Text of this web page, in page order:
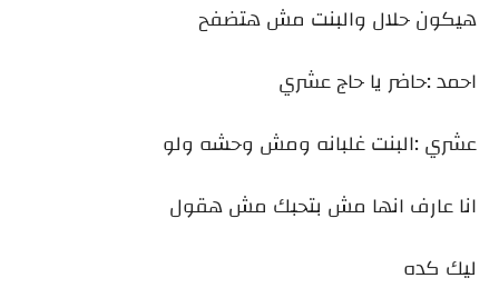
هيكون حلال والبنت مش هتضفح
احمد :حاضر يا حاج عشري
عشري :البنت غلبانه ومش وحشه ولو
انا عارف انها مش بتحبك مش هقول
ليك كده